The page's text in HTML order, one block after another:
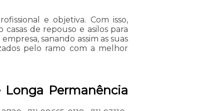
e objetiva. Com isso,
de repouso e asilos para
sanando assim as suas
pelo ramo com a melhor
Longa Permanência